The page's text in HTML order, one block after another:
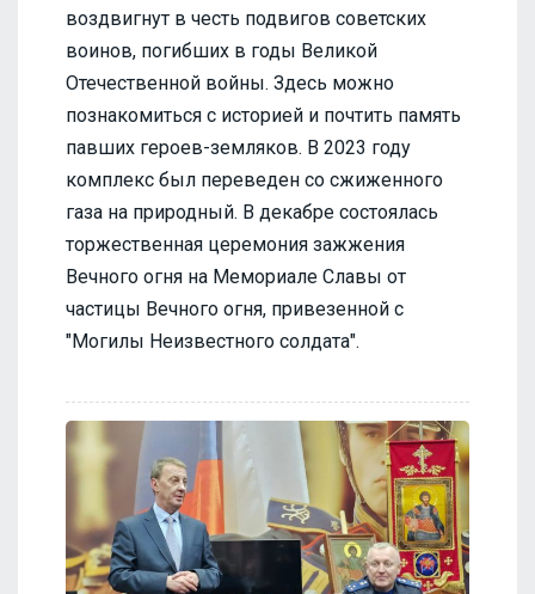
воздвигнут в честь подвигов советских
воинов, погибших в годы Великой
Отечественной войны. Здесь можно
познакомиться с историей и почтить память
павших героев-земляков. В 2023 году
комплекс был переведен со сжиженного
газа на природный. В декабре состоялась
торжественная церемония зажжения
Вечного огня на Мемориале Славы от
частицы Вечного огня, привезенной с
"Могилы Неизвестного солдата".